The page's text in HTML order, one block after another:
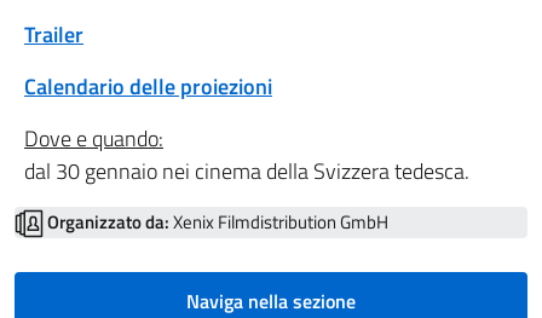
Trailer
Calendario delle proiezioni
Dove e quando:
dal 30 gennaio nei cinema della Svizzera tedesca.
Organizzato da:Xenix Filmdistribution GmbH
Naviga nella sezione